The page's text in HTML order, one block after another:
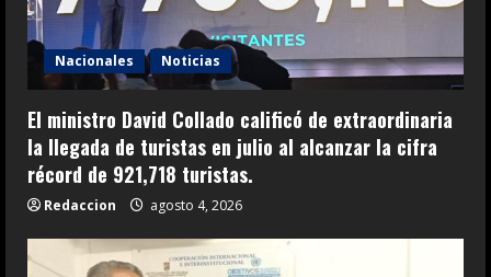
Nacionales Noticias
El ministro David Collado calificó de extraordinaria
la llegada de turistas en julio al alcanzar la cifra
récord de 921,718 turistas.
Redaccion agosto 4, 2026